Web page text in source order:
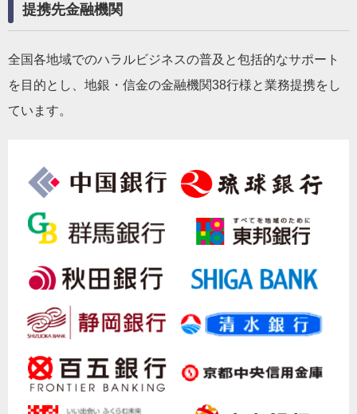
提携先金融機関
全国各地域でのハラルビジネスの普及と包括的なサポート
を目的とし、地銀・信金の金融機関38行様と業務提携をし
ています。